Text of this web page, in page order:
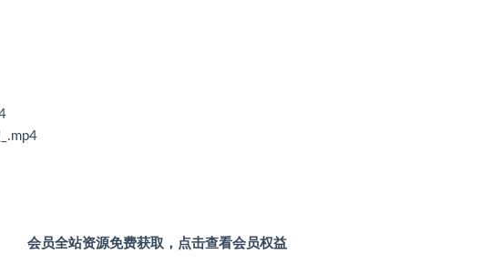
会员全站资源免费获取，点击查看会员权益